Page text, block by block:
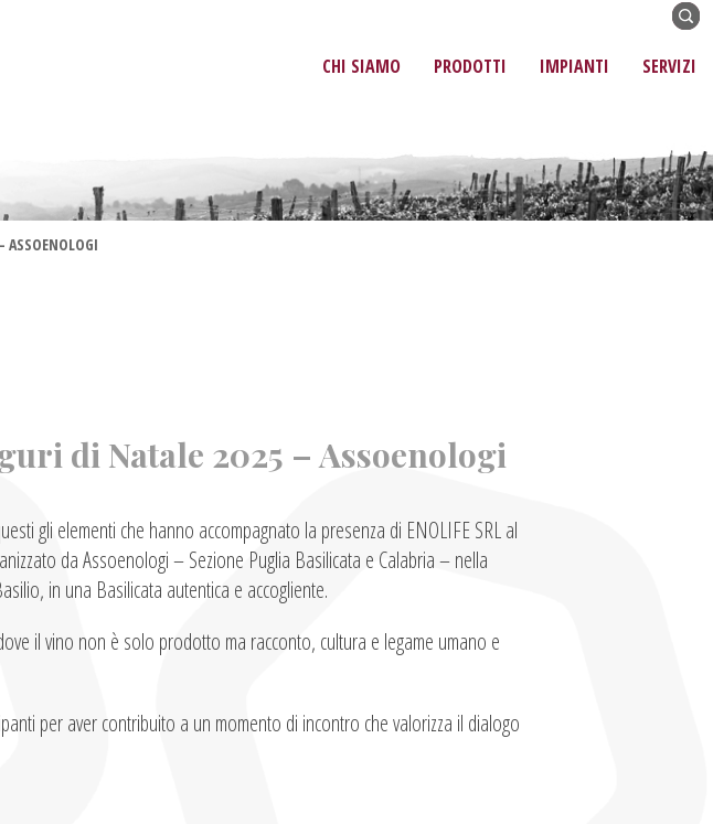
CHI SIAMO PRODOTTI IMPIANTI SERVIZI
ASSOENOLOGI
di Natale 2025 – Assoenologi
gli elementi che hanno accompagnato la presenza di ENOLIFE SRL al
da Assoenologi – Sezione Puglia Basilicata e Calabria – nella
in una Basilicata autentica e accogliente.
il vino non è solo prodotto ma racconto, cultura e legame umano e
per aver contribuito a un momento di incontro che valorizza il dialogo